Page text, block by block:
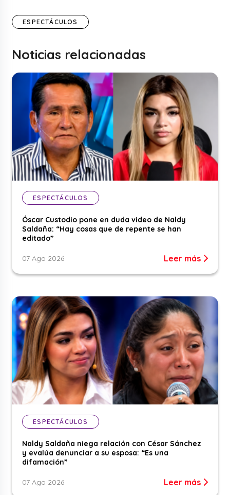
ESPECTÁCULOS
Noticias relacionadas
ESPECTÁCULOS
Óscar Custodio pone en duda video de Naldy
Saldaña: “Hay cosas que de repente se han
editado”
07 Ago 2026 Leer más
ESPECTÁCULOS
Naldy Saldaña niega relación con César Sánchez
y evalúa denunciar a su esposa: “Es una
difamación”
07 Ago 2026 Leer más